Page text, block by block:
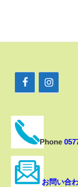
Phone
お問い合